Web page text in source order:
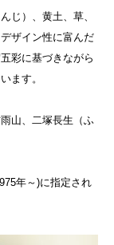
じ）、黄土、草、
ザイン性に富んだ
彩に基づきながら
ます。
山、二塚長生（ふ
年～)に指定され